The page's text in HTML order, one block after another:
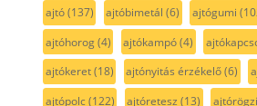
ajtó(137) ajtóbimetál (6) ajtógumi
ajtóhorog(4) ajtókampó(4)
ajtókeret(18) ajtónyitás érzékelő(6)
ajtópolc(122) ajtóretesz (13)